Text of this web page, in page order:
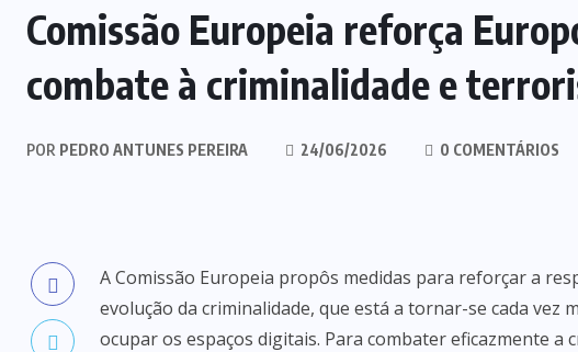
Comissão Europeia reforça
combate à criminalidade e
POR PEDRO ANTUNES PEREIRA 24/06/2026 0 COMENTÁRIOS
A Comissão Europeia propôs medidas para reforçar a
evolução da criminalidade, que está a tornar-se cada vez
ocupar os espaços digitais. Para combater eficazmente a